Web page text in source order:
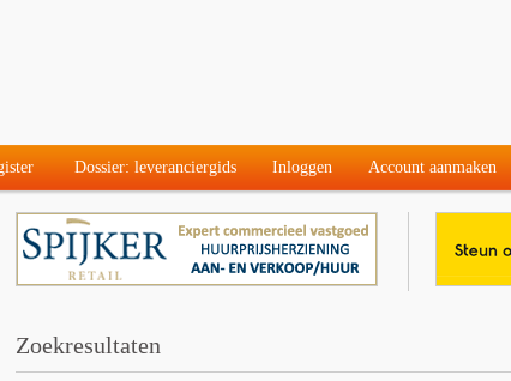
Dossier: leveranciergids Inloggen Account aanmaken
Zoekresultaten